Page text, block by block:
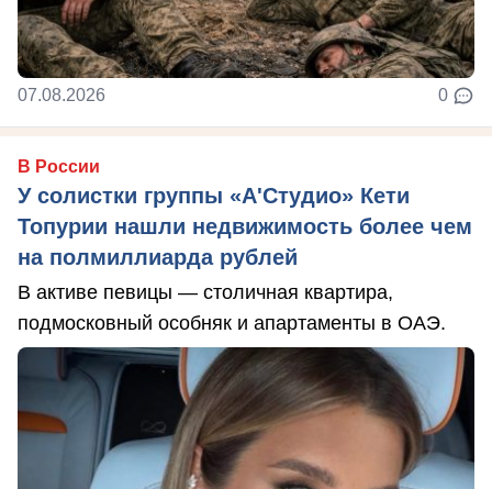
07.08.2026 0
В России
У солистки группы «А'Студио» Кети
Топурии нашли недвижимость более чем
на полмиллиарда рублей
В активе певицы — столичная квартира,
подмосковный особняк и апартаменты в ОАЭ.